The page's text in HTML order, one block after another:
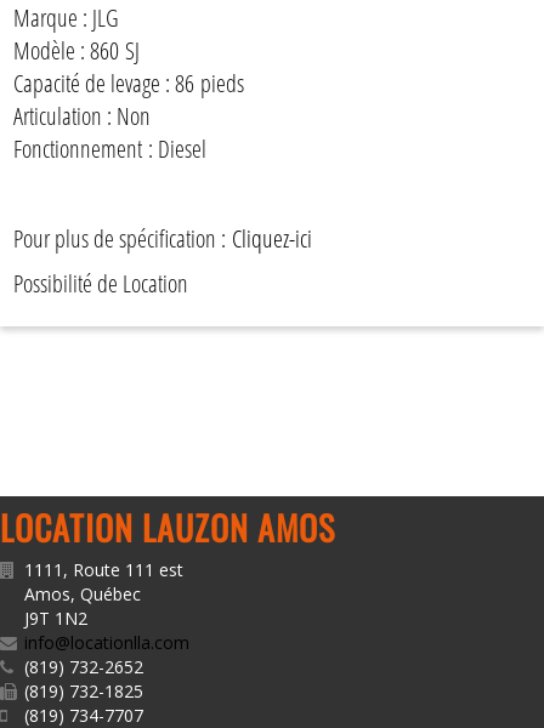
Marque : JLG
Modèle : 860 SJ
Capacité de levage : 86 pieds
Articulation : Non
Fonctionnement : Diesel
Pour plus de spécification : Cliquez-ici
Possibilité de Location
LOCATION LAUZON AMOS
1111, Route 111 est
Amos, Québec
J9T 1N2
info@locationlla.com
(819) 732-2652
(819) 732-1825
(819) 734-7707